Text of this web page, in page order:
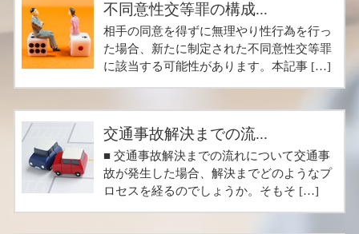
不同意性交等罪の構成...
相手の同意を得ずに無理やり性行為を行っ
た場合、新たに制定された不同意性交等罪
に該当する可能性があります。本記事 […]
交通事故解決までの流...
■ 交通事故解決までの流れについて交通事
故が発生した場合、解決までどのようなプ
ロセスを経るのでしょうか。そもそ […]